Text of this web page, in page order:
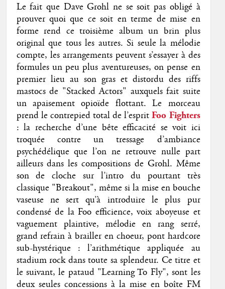
Le fait que Dave Grohl ne se soit pas obligé à
prouver quoi que ce soit en terme de mise en
forme rend ce troisième album un brin plus
original que tous les autres. Si seule la mélodie
compte, les arrangements peuvent s’essayer à des
formules un peu plus aventureuses, on pense en
premier lieu au son gras et distordu des riffs
mastocs de "Stacked Actors" auxquels fait suite
un apaisement opioïde flottant. Le morceau
prend le contrepied total de l’esprit Foo Fighters
: la recherche d’une bête efficacité se voit ici
troquée contre un tressage d’ambiance
psychédélique que l’on ne retrouve nulle part
ailleurs dans les compositions de Grohl. Même
son de cloche sur l’intro du pourtant très
classique "Breakout", même si la mise en bouche
vaseuse ne sert qu’à introduire le plus pur
condensé de la Foo efficience, voix aboyeuse et
vaguement plaintive, mélodie en rang serré,
grand refrain à brailler en choeur, pont hardcore
sub-hystérique : l’arithmétique appliquée au
stadium rock dans toute sa splendeur. Ce titre et
le suivant, le pataud "Learning To Fly", sont les
deux seules concessions à la mise en boîte FM